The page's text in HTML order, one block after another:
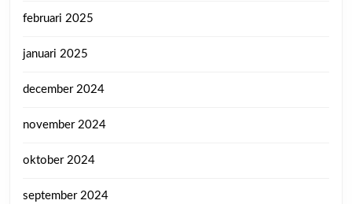
februari 2025
januari 2025
december 2024
november 2024
oktober 2024
september 2024